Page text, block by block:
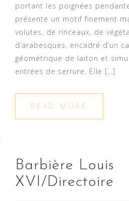
portant les poignées
présente un motif finement
volutes, de rinceaux, de
d’arabesques, encadré d’un
géométrique de laiton et
entrées de serrure. Elle […]
READ MORE
Barbière Louis
XVI/Directoire